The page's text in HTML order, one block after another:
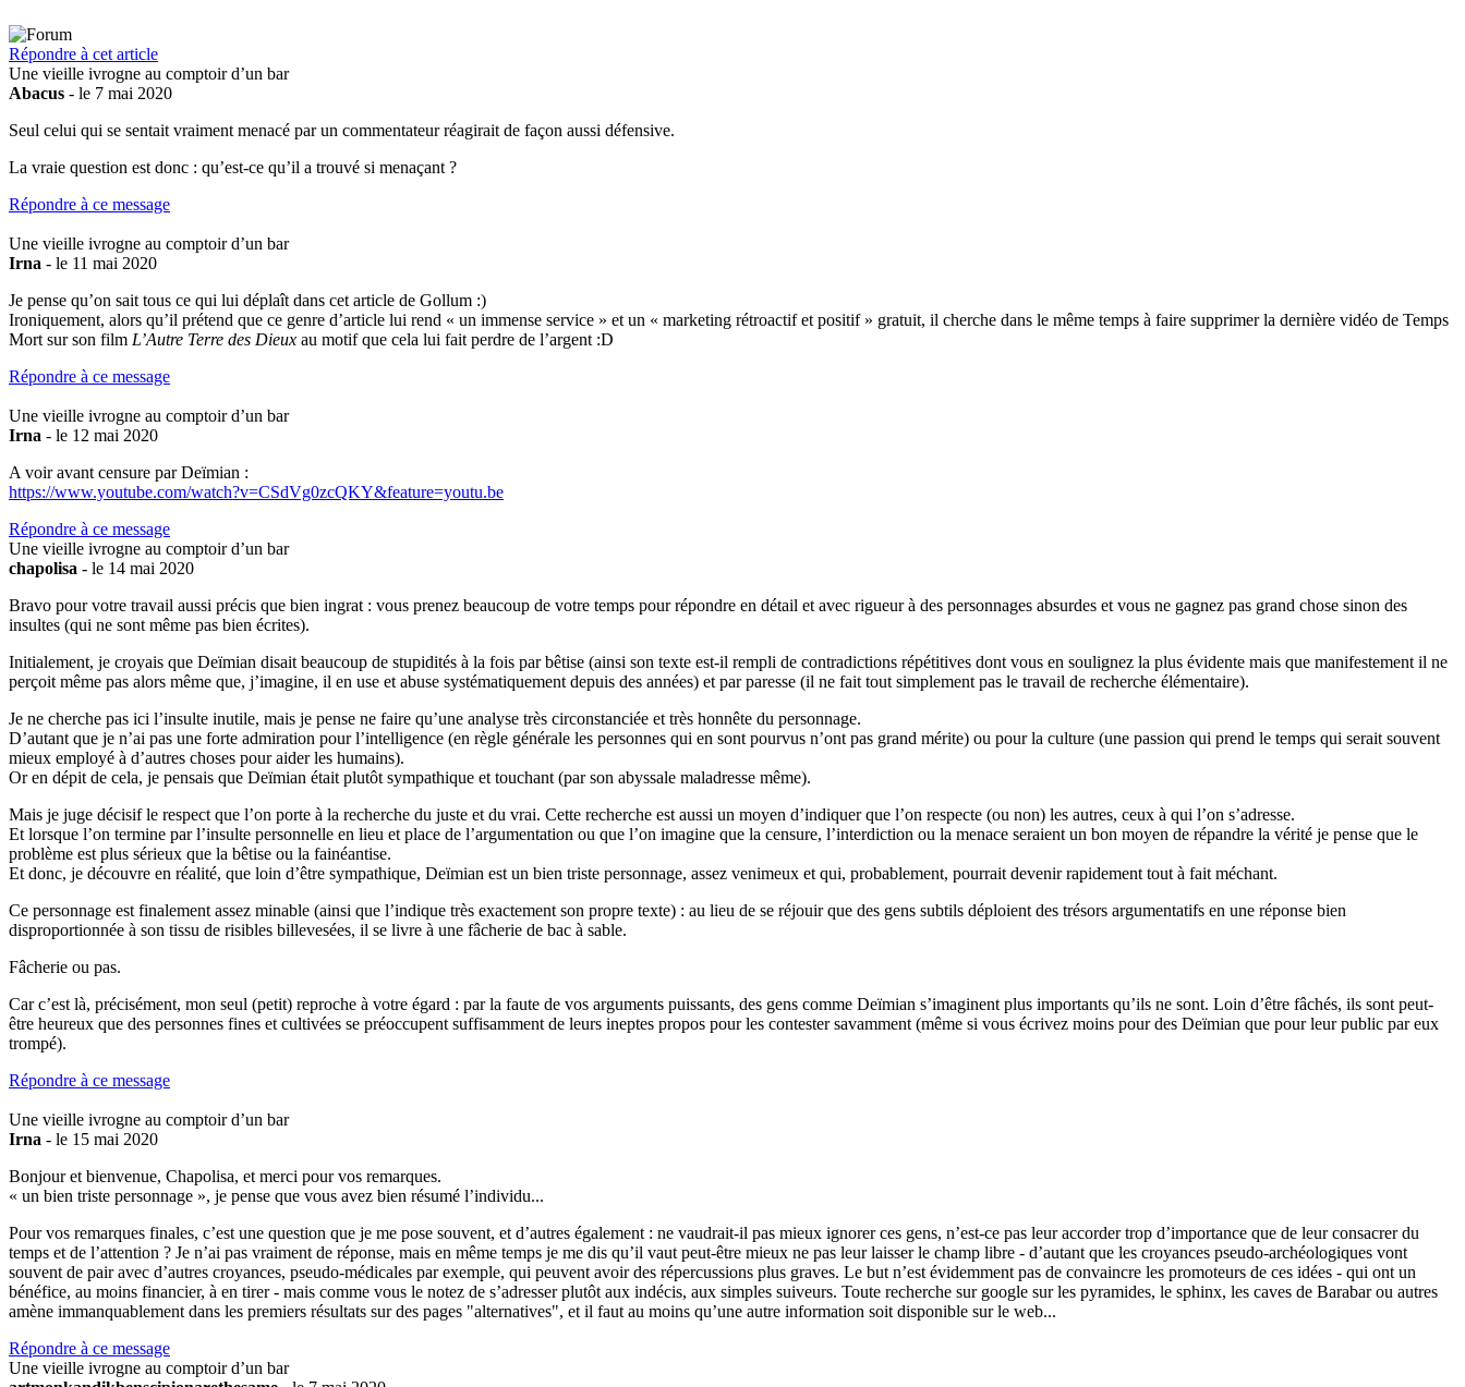
Répondre à cet article
Une vieille ivrogne au comptoir d’un bar
Abacus - le 7 mai 2020
Seul celui qui se sentait vraiment menacé par un commentateur réagirait de façon aussi défensive.
La vraie question est donc : qu’est-ce qu’il a trouvé si menaçant ?
Répondre à ce message
Une vieille ivrogne au comptoir d’un bar
Irna - le 11 mai 2020
Je pense qu’on sait tous ce qui lui déplaît dans cet article de Gollum :)
Ironiquement, alors qu’il prétend que ce genre d’article lui rend « un immense service » et un « marketing rétroactif et positif » gratuit, il cherche dans le même temps à faire supprimer la dernière vidéo de Temps
Mort sur son film L’Autre Terre des Dieux au motif que cela lui fait perdre de l’argent :D
Répondre à ce message
Une vieille ivrogne au comptoir d’un bar
Irna - le 12 mai 2020
A voir avant censure par Deïmian :
https://www.youtube.com/watch?v=CSdVg0zcQKY&feature=youtu.be
Répondre à ce message
Une vieille ivrogne au comptoir d’un bar
chapolisa - le 14 mai 2020
Bravo pour votre travail aussi précis que bien ingrat : vous prenez beaucoup de votre temps pour répondre en détail et avec rigueur à des personnages absurdes et vous ne gagnez pas grand chose sinon des
insultes (qui ne sont même pas bien écrites).
Initialement, je croyais que Deïmian disait beaucoup de stupidités à la fois par bêtise (ainsi son texte est-il rempli de contradictions répétitives dont vous en soulignez la plus évidente mais que manifestement il ne
perçoit même pas alors même que, j’imagine, il en use et abuse systématiquement depuis des années) et par paresse (il ne fait tout simplement pas le travail de recherche élémentaire).
Je ne cherche pas ici l’insulte inutile, mais je pense ne faire qu’une analyse très circonstanciée et très honnête du personnage.
D’autant que je n’ai pas une forte admiration pour l’intelligence (en règle générale les personnes qui en sont pourvus n’ont pas grand mérite) ou pour la culture (une passion qui prend le temps qui serait souvent
mieux employé à d’autres choses pour aider les humains).
Or en dépit de cela, je pensais que Deïmian était plutôt sympathique et touchant (par son abyssale maladresse même).
Mais je juge décisif le respect que l’on porte à la recherche du juste et du vrai. Cette recherche est aussi un moyen d’indiquer que l’on respecte (ou non) les autres, ceux à qui l’on s’adresse.
Et lorsque l’on termine par l’insulte personnelle en lieu et place de l’argumentation ou que l’on imagine que la censure, l’interdiction ou la menace seraient un bon moyen de répandre la vérité je pense que le
problème est plus sérieux que la bêtise ou la fainéantise.
Et donc, je découvre en réalité, que loin d’être sympathique, Deïmian est un bien triste personnage, assez venimeux et qui, probablement, pourrait devenir rapidement tout à fait méchant.
Ce personnage est finalement assez minable (ainsi que l’indique très exactement son propre texte) : au lieu de se réjouir que des gens subtils déploient des trésors argumentatifs en une réponse bien
disproportionnée à son tissu de risibles billevesées, il se livre à une fâcherie de bac à sable.
Fâcherie ou pas.
Car c’est là, précisément, mon seul (petit) reproche à votre égard : par la faute de vos arguments puissants, des gens comme Deïmian s’imaginent plus importants qu’ils ne sont. Loin d’être fâchés, ils sont peut-
être heureux que des personnes fines et cultivées se préoccupent suffisamment de leurs ineptes propos pour les contester savamment (même si vous écrivez moins pour des Deïmian que pour leur public par eux
trompé).
Répondre à ce message
Une vieille ivrogne au comptoir d’un bar
Irna - le 15 mai 2020
Bonjour et bienvenue, Chapolisa, et merci pour vos remarques.
« un bien triste personnage », je pense que vous avez bien résumé l’individu...
Pour vos remarques finales, c’est une question que je me pose souvent, et d’autres également : ne vaudrait-il pas mieux ignorer ces gens, n’est-ce pas leur accorder trop d’importance que de leur consacrer du
temps et de l’attention ? Je n’ai pas vraiment de réponse, mais en même temps je me dis qu’il vaut peut-être mieux ne pas leur laisser le champ libre - d’autant que les croyances pseudo-archéologiques vont
souvent de pair avec d’autres croyances, pseudo-médicales par exemple, qui peuvent avoir des répercussions plus graves. Le but n’est évidemment pas de convaincre les promoteurs de ces idées - qui ont un
bénéfice, au moins financier, à en tirer - mais comme vous le notez de s’adresser plutôt aux indécis, aux simples suiveurs. Toute recherche sur google sur les pyramides, le sphinx, les caves de Barabar ou autres
amène immanquablement dans les premiers résultats sur des pages "alternatives", et il faut au moins qu’une autre information soit disponible sur le web...
Répondre à ce message
Une vieille ivrogne au comptoir d’un bar